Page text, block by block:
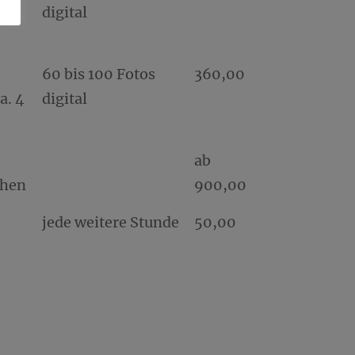
digital
4
60 bis 100 Fotos
digital
360,00
ab
900,00
jede weitere Stunde 50,00